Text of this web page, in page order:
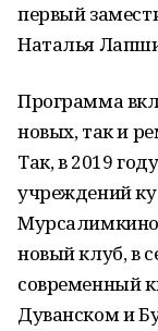
первый
Наталья
Программа
новых, так и
Так, в 2019
учреждений
Мурсалимкино
новый клуб, в
современный
Дуванском и